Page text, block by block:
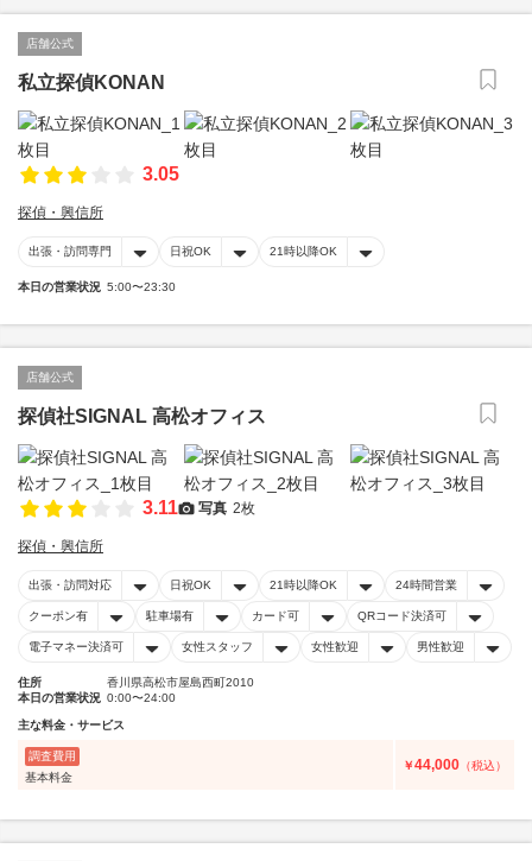
店舗公式
私立探偵KONAN
3.05
探偵・興信所
出張・訪問専門 日祝OK 21時以降OK
本日の営業状況 5:00〜23:30
店舗公式
探偵社SIGNAL 高松オフィス
3.11 写真 2枚
探偵・興信所
出張・訪問対応 日祝OK 21時以降OK 24時間営業
クーポン有 駐車場有 カード可 QRコード決済可
電子マネー決済可 女性スタッフ 女性歓迎 男性歓迎
住所
香川県高松市屋島西町2010
本日の営業状況 0:00〜24:00
主な料金・サービス
調査費用
基本料金
￥44,000 （税込）